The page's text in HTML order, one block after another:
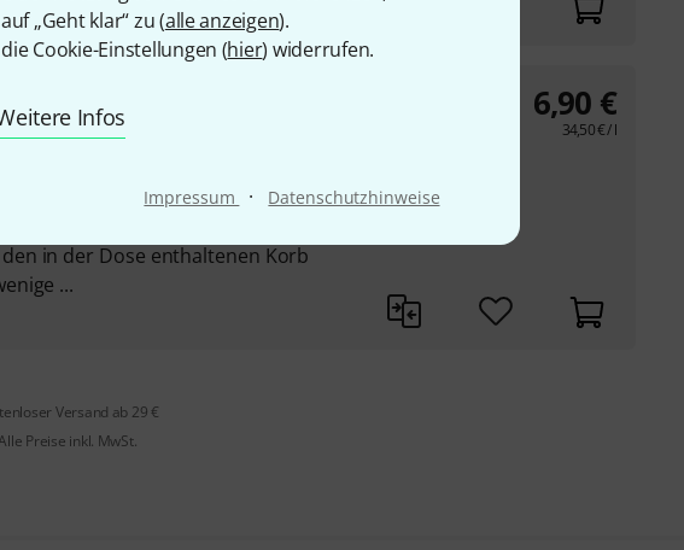
„Geht klar“ zu (alle anzeigen).
Cookie-Einstellungen (hier) widerrufen.
Infos
Impressum · Datenschutzhinweise
bei Halbedelsteinen wie Opalen,
in der Dose enthaltenen Korb
...
6,90 €
34,50€/ l
Versand ab 29 €
Preise inkl. MwSt.